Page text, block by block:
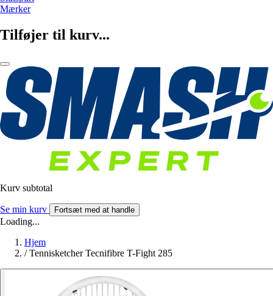
Mærker
Tilføjer til kurv...
Kurv subtotal
Se min kurv Fortsæt med at handle
Loading...
Hjem
/ Tennisketcher Tecnifibre T-Fight 285